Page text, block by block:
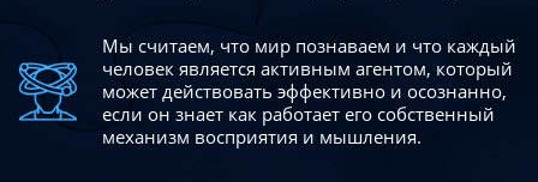
Мы считаем, что мир познаваем и что каждый
человек является активным агентом, который
может действовать эффективно и осознанно,
если он знает как работает его собственный
механизм восприятия и мышления.